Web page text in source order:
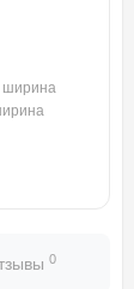
ширина
0